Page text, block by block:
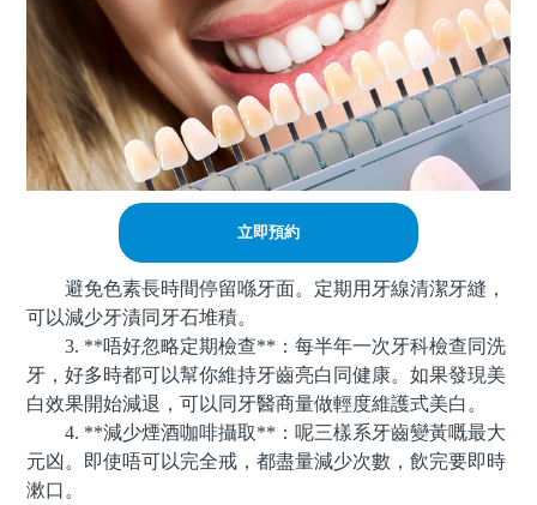
立即預約
避免色素長時間停留喺牙面。定期用牙線清潔牙縫，
可以減少牙漬同牙石堆積。
3. **唔好忽略定期檢查**：每半年一次牙科檢查同洗
牙，好多時都可以幫你維持牙齒亮白同健康。如果發現美
白效果開始減退，可以同牙醫商量做輕度維護式美白。
4. **減少煙酒咖啡攝取**：呢三樣系牙齒變黃嘅最大
元凶。即使唔可以完全戒，都盡量減少次數，飲完要即時
漱口。